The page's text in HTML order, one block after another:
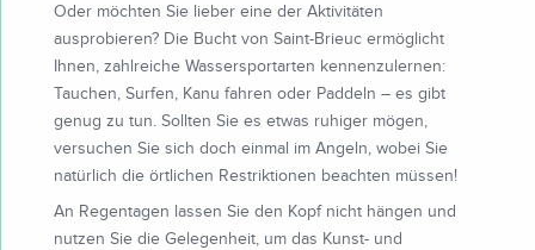
Oder möchten Sie lieber eine der Aktivitäten
ausprobieren? Die Bucht von Saint-Brieuc ermöglicht
Ihnen, zahlreiche Wassersportarten kennenzulernen:
Tauchen, Surfen, Kanu fahren oder Paddeln – es gibt
genug zu tun. Sollten Sie es etwas ruhiger mögen,
versuchen Sie sich doch einmal im Angeln, wobei Sie
natürlich die örtlichen Restriktionen beachten müssen!
An Regentagen lassen Sie den Kopf nicht hängen und
nutzen Sie die Gelegenheit, um das Kunst- und